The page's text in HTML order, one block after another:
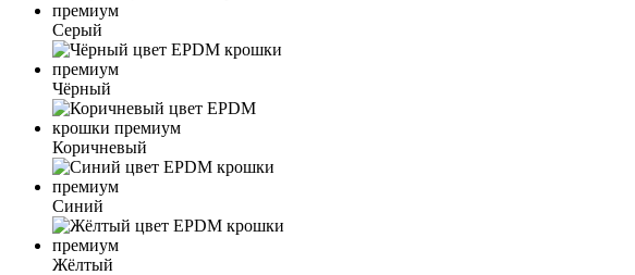
Серый
Чёрный
Коричневый
Синий
Жёлтый